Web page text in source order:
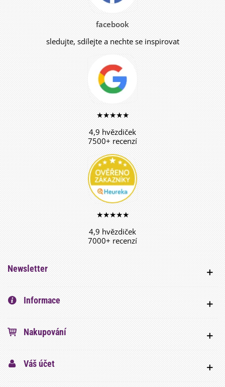
facebook
sledujte, sdílejte a nechte se inspirovat
★★★★★
4,9 hvězdiček
7500+ recenzí
★★★★★
4,9 hvězdiček
7000+ recenzí
Newsletter
Informace
Nakupování
Váš účet